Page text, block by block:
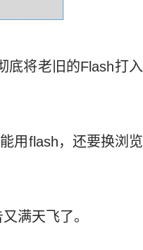
底将老旧的Flash打入
用flash，还要换浏览
满天飞了。